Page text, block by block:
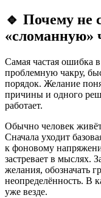
🔹 Почему не
«сломанную»
Самая частая ошибка
проблемную чакру,
порядок. Желание
причины и одного
работает.
Обычно человек живёт
Сначала уходит
к фоновому
застревает в мыслях.
желания, обозначать
неопределённость. В
уже везде.